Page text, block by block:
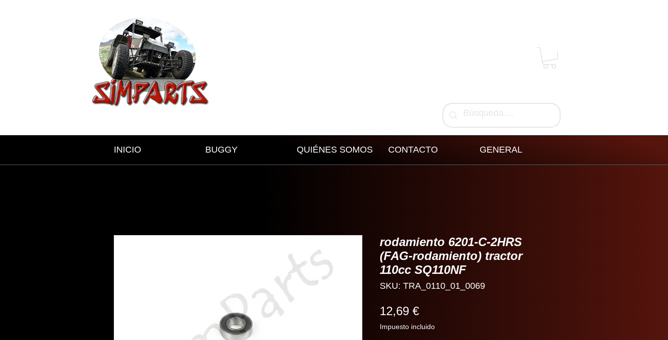
INICIO BUGGY QUIÉNES SOMOS CONTACTO GENERAL
rodamiento 6201-C-2HRS
(FAG-rodamiento) tractor
110cc SQ110NF
SKU: TRA_0110_01_0069
12,69 €Precio
Impuesto incluido